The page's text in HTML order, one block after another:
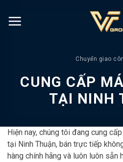
đến
nội
Chuyển giao
CUNG CẤP
TẠI NINH
Hiện nay, chúng tôi đang cung
tại Ninh Thuận, bán trực tiếp
hàng chính hãng và luôn luôn sẵn